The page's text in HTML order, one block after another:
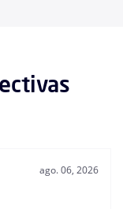
ago. 06, 2026